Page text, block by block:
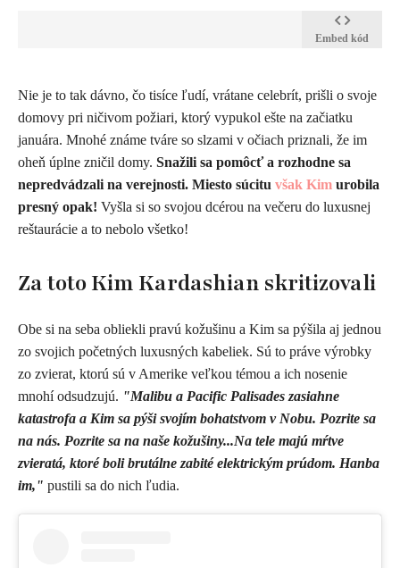
Embed kód
​Nie je to tak dávno, čo tisíce ľudí, vrátane celebrít, prišli o svoje
domovy pri ničivom požiari, ktorý vypukol ešte na začiatku
januára. Mnohé známe tváre so slzami v očiach priznali, že im
oheň úplne zničil domy. Snažili sa pomôcť a rozhodne sa
nepredvádzali na verejnosti. Miesto súcitu však Kim urobila
presný opak! Vyšla si so svojou dcérou na večeru do luxusnej
reštaurácie a to nebolo všetko!
Za toto Kim Kardashian skritizovali
Obe si na seba obliekli pravú kožušinu a Kim sa pýšila aj jednou
zo svojich početných luxusných kabeliek. Sú to práve výrobky
zo zvierat, ktorú sú v Amerike veľkou témou a ich nosenie
mnohí odsudzujú. "Malibu a Pacific Palisades zasiahne
katastrofa a Kim sa pýši svojím bohatstvom v Nobu. Pozrite sa
na nás. Pozrite sa na naše kožušiny...Na tele majú mŕtve
zvieratá, ktoré boli brutálne zabité elektrickým prúdom. Hanba
im," pustili sa do nich ľudia.